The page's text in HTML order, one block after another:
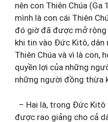
nên con Thiên Chúa (Ga
mình là con cái Thiên
đó giờ đã được mở
khi tin vào Đức Kitô, dân
Thiên Chúa và vì là con,
quyền lợi của những
những người đồng thừa
– Hai là, trong Đức Kitô
được rao giảng cho cả